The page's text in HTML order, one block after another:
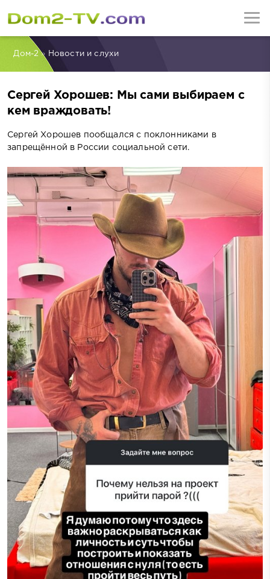
Дом-2» Новости и слухи
Сергей Хорошев: Мы сами выбираем с
кем враждовать!
Сергей Хорошев пообщался с поклонниками в
запрещённой в России социальной сети.